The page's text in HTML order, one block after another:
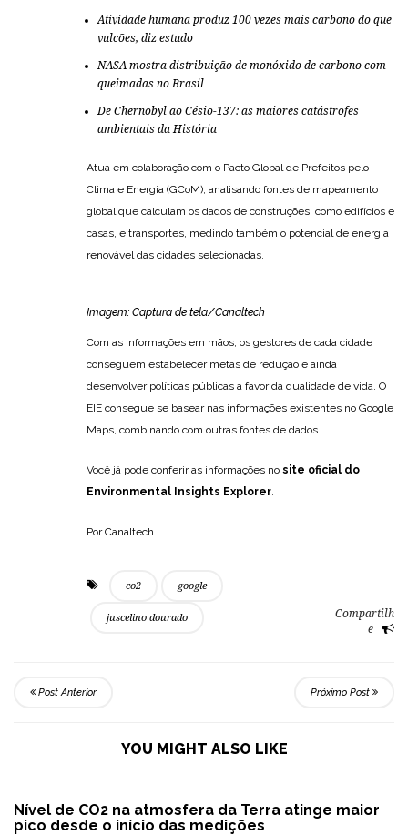
Atividade humana produz 100 vezes mais carbono do que
vulcões, diz estudo
NASA mostra distribuição de monóxido de carbono com
queimadas no Brasil
De Chernobyl ao Césio-137: as maiores catástrofes
ambientais da História
Atua em colaboração com o Pacto Global de Prefeitos pelo
Clima e Energia (GCoM), analisando fontes de mapeamento
global que calculam os dados de construções, como edifícios e
casas, e transportes, medindo também o potencial de energia
renovável das cidades selecionadas.
Imagem: Captura de tela/Canaltech
Com as informações em mãos, os gestores de cada cidade
conseguem estabelecer metas de redução e ainda
desenvolver políticas públicas a favor da qualidade de vida. O
EIE consegue se basear nas informações existentes no Google
Maps, combinando com outras fontes de dados.
Você já pode conferir as informações no site oficial do
Environmental Insights Explorer
Por Canaltech
co2 google
juscelino dourado
Compartilh
e
Post Anterior Próximo Post
YOU MIGHT ALSO LIKE
Nível de CO2 na atmosfera da Terra atinge maior
pico desde o início das medições